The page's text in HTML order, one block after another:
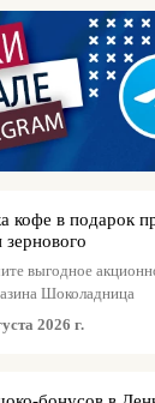
кофе в подарок
зернового
выгодное
Шоколадница
2026 г.